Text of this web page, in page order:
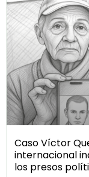
Caso Víctor
internacional
los presos